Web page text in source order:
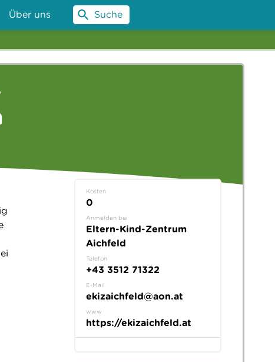
Über uns Suche
Kosten
0
Anmelden bei
Eltern-Kind-Zentrum
Aichfeld
Telefon
+43 3512 71322
E-Mail
ekizaichfeld@aon.at
www
https://ekizaichfeld.at